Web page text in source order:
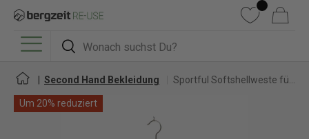
DIREKT ZUM INHALT
Suchen
Suchen
WunschlisteWarenkorb
Menü
Second Hand Bekleidung
Um 20% reduziert